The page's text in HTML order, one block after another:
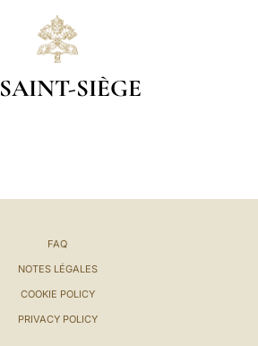
SAINT-SIÈGE
FAQ
NOTES LÉGALES
COOKIE POLICY
PRIVACY POLICY